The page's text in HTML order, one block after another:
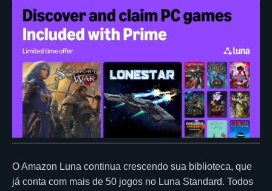
O Amazon Luna continua crescendo sua biblioteca, que
já conta com mais de 50 jogos no Luna Standard. Todos